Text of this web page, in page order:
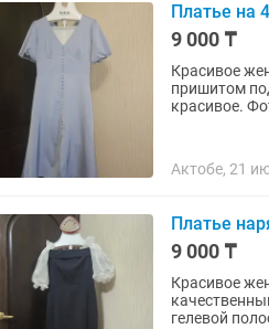
Платье на
9 000 ₸
Красивое
пришитом
красивое.
Актобе, 21
Платье
9 000 ₸
Красивое
гелевой